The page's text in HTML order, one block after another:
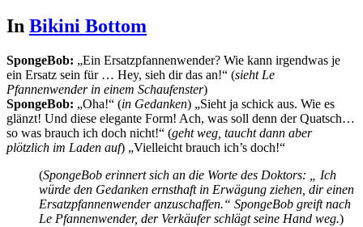
In Bikini Bottom
SpongeBob: „Ein Ersatzpfannenwender? Wie kann irgendwas je
ein Ersatz sein für … Hey, sieh dir das an!“ (sieht Le
Pfannenwender in einem Schaufenster)
SpongeBob: „Oha!“ (in Gedanken) „Sieht ja schick aus. Wie es
glänzt! Und diese elegante Form! Ach, was soll denn der Quatsch…
so was brauch ich doch nicht!“ (geht weg, taucht dann aber
plötzlich im Laden auf) „Vielleicht brauch ich’s doch!“
(SpongeBob erinnert sich an die Worte des Doktors: „ Ich
würde den Gedanken ernsthaft in Erwägung ziehen, dir einen
Ersatzpfannenwender anzuschaffen.“ SpongeBob greift nach
Le Pfannenwender, der Verkäufer schlägt seine Hand weg.)